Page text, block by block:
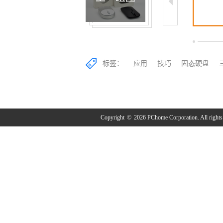
标签： 应用 技巧 固态硬盘
Copyright © 2026 PChome Corporation. All rights